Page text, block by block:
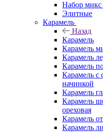
Набор
Элитные
Карамель
Назад
Карамель
Карамель
Карамель
Карамель
Карамель с
начинкой
Карамель
Карамель
ореховая
Карамель
Карамель